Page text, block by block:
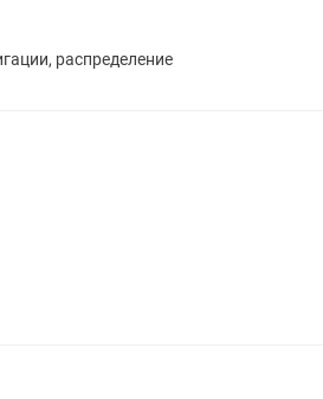
, распределение